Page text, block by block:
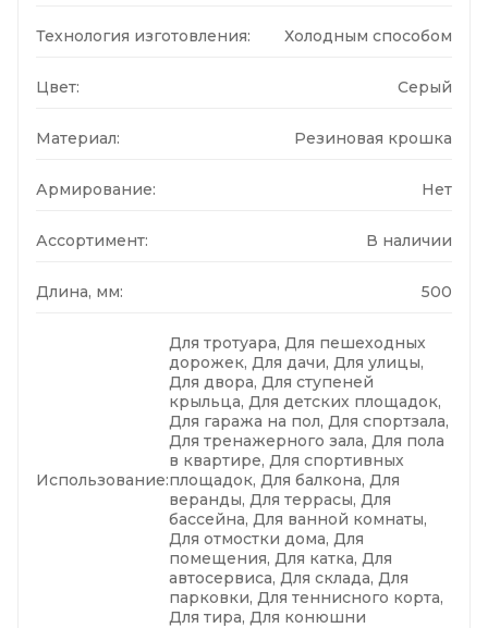
Технология изготовления: Холодным способом
Цвет: Серый
Материал: Резиновая крошка
Армирование: Нет
Ассортимент: В наличии
Длина, мм: 500
Использование:
Для тротуара, Для пешеходных
дорожек, Для дачи, Для улицы,
Для двора, Для ступеней
крыльца, Для детских площадок,
Для гаража на пол, Для спортзала,
Для тренажерного зала, Для пола
в квартире, Для спортивных
площадок, Для балкона, Для
веранды, Для террасы, Для
бассейна, Для ванной комнаты,
Для отмостки дома, Для
помещения, Для катка, Для
автосервиса, Для склада, Для
парковки, Для теннисного корта,
Для тира, Для конюшни